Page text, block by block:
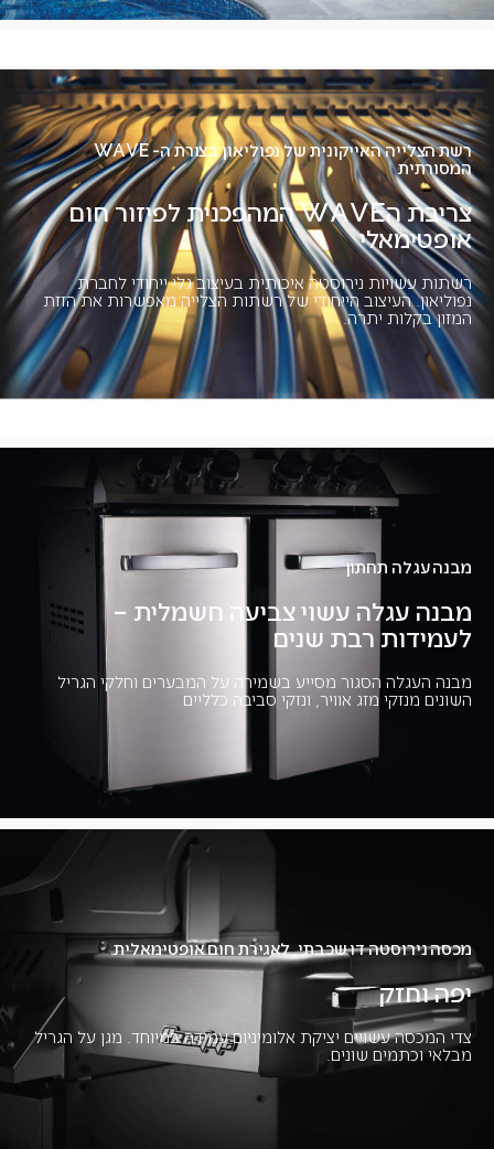
רשת הצלייה האייקונית של נפוליאון בצורת ה- WAVE
המסורתית
צריבת הWAVE המהפכנית לפיזור חום
אופטימאלי
רשתות עשויות נירוסטה איכותית בעיצוב גלי ייחודי לחברת
נפוליאון. העיצוב הייחודי של רשתות הצלייה מאפשרות את הזזת
המזון בקלות יתרה.
מבנה עגלה תחתון
מבנה עגלה עשוי צביעה חשמלית –
לעמידות רבת שנים
מבנה העגלה הסגור מסייע בשמירה על המבערים וחלקי הגריל
השונים מנזקי מזג אוויר, ונזקי סביבה כלליים
מכסה נירוסטה דו שכבתי, לאגירת חום אופטימאלית.
יפה וחזק
צדי המכסה עשויים יציקת אלומיניום עמידה במיוחד. מגן על הגריל
מבלאי וכתמים שונים.